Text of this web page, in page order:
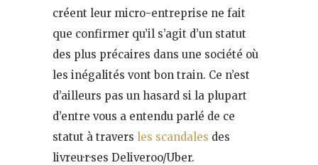
créent leur micro-entreprise ne fait
que confirmer qu’il s’agit d’un statut
des plus précaires dans une société où
les inégalités vont bon train. Ce n’est
d’ailleurs pas un hasard si la plupart
d’entre vous a entendu parlé de ce
statut à travers les scandales des
livreu·r·ses Deliveroo/Uber.